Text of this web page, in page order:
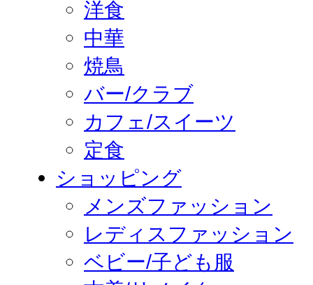
洋食
中華
焼鳥
バー/クラブ
カフェ/スイーツ
定食
ショッピング
メンズファッション
レディスファッション
ベビー/子ども服